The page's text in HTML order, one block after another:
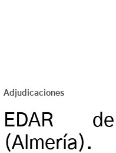
Adjudicaciones
EDAR
(Almería).